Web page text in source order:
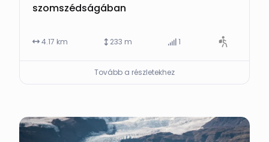
szomszédságában
4.17 km 233 m 1
Tovább a részletekhez